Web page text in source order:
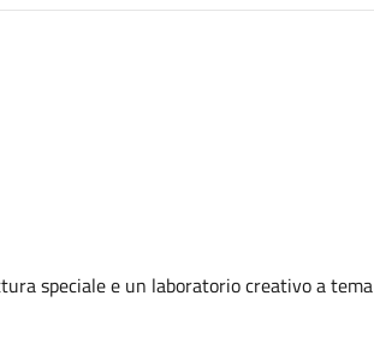
speciale e un laboratorio creativo a tema